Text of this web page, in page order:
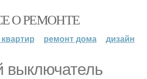
О РЕМОНТЕ
ремонт дома дизайн
выключатель